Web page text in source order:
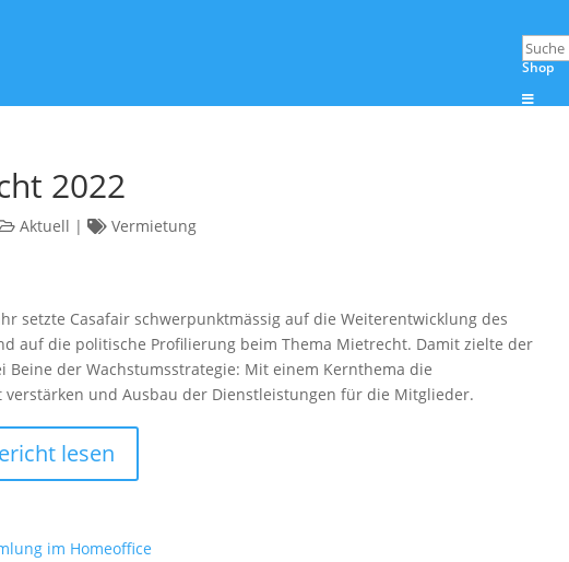
Shop
2022
Aktuell | Vermietung
setzte Casafair schwerpunktmässig auf die Weiterentwicklung des
auf die politische Profilierung beim Thema Mietrecht. Damit zielte der
Beine der Wachstumsstrategie: Mit einem Kernthema die
und Ausbau der Dienstleistungen für die Mitglieder.
lesen
im Homeoffice